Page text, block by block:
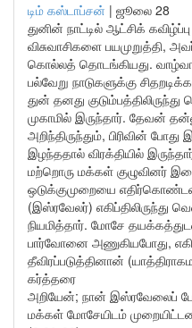
டிம் கஸ்டாப்சன் | ஜூலை 28
துனின் நாட்டில் ஆட்சிக்
விசுவாசிகளை
கொல்லத் தொடங்கியது.
பல்வேறு நாடுகளுக்கு
துன் தனது
முகாமில் இருந்தார். தேவன்
அறிந்திருந்தும், பிரிவின்
இழந்ததால் விரக்தியில்
மற்றொரு மக்கள் குழுவினர்
ஒடுக்குமுறையை
(இஸ்ரவேலர்)
நியமித்தார். மோசே
பார்வோனை அணுகியபோது,
தீவிரப்படுத்தினான்
கர்த்தரை
அறியேன்; நான் இஸ்ரவேலைப்
மக்கள் மோசேயிடம்